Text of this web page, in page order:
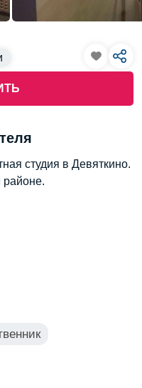
студия в Девяткино.
районе.